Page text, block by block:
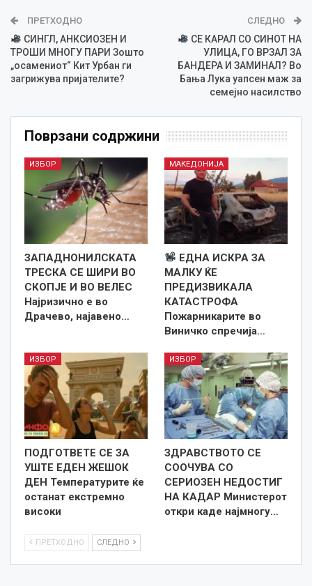
ПРЕТХОДНО
СИНГЛ, АНКСИОЗЕН И
ТРОШИ МНОГУ ПАРИ Зошто
„осамениот“ Кит Урбан ги
загрижува пријателите?
СЛЕДНО
СЕ КАРАЛ СО СИНОТ НА
УЛИЦА, ГО ВРЗАЛ ЗА
БАНДЕРА И ЗАМИНАЛ? Во
Бања Лука уапсен маж за
семејно насилство
Поврзани содржини
ИЗБОР
ЗАПАДНОНИЛСКАТА
ТРЕСКА СЕ ШИРИ ВО
СКОПЈЕ И ВО ВЕЛЕС
Најризично е во
Драчево, најавено…
МАКЕДОНИЈА
ЕДНА ИСКРА ЗА
МАЛКУ ЌЕ
ПРЕДИЗВИКАЛА
КАТАСТРОФА
Пожарникарите во
Виничко спречија…
ИЗБОР
ПОДГОТВЕТЕ СЕ ЗА
УШТЕ ЕДЕН ЖЕШОК
ДЕН Температурите ќе
останат екстремно
високи
ИЗБОР
ЗДРАВСТВОТО СЕ
СООЧУВА СО
СЕРИОЗЕН НЕДОСТИГ
НА КАДАР Министерот
откри каде најмногу…
ПРЕТХОДНО СЛЕДНО